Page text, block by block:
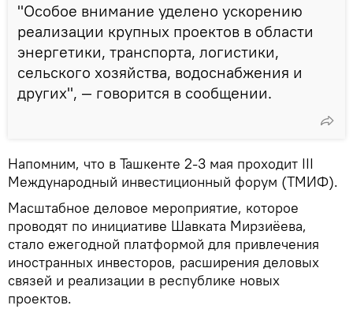
"Особое внимание уделено ускорению
реализации крупных проектов в области
энергетики, транспорта, логистики,
сельского хозяйства, водоснабжения и
других", — говорится в сообщении.
Напомним, что в Ташкенте 2-3 мая проходит III
Международный инвестиционный форум (ТМИФ).
Масштабное деловое мероприятие, которое
проводят по инициативе Шавката Мирзиёева,
стало ежегодной платформой для привлечения
иностранных инвесторов, расширения деловых
связей и реализации в республике новых
проектов.